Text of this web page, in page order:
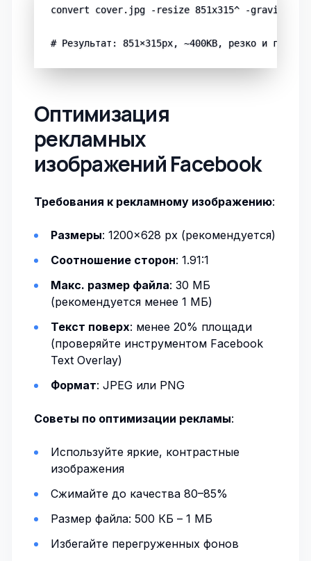
convert cover.jpg -resize 851x315^ -gravity
Оптимизация
рекламных
изображений Facebook
Требования к рекламному изображению:
Размеры: 1200×628 px (рекомендуется)
Соотношение сторон: 1.91:1
Макс. размер файла: 30 МБ
(рекомендуется менее 1 МБ)
Текст поверх: менее 20% площади
(проверяйте инструментом Facebook
Text Overlay)
Формат: JPEG или PNG
Советы по оптимизации рекламы:
Используйте яркие, контрастные
изображения
Сжимайте до качества 80–85%
Размер файла: 500 КБ – 1 МБ
Избегайте перегруженных фонов